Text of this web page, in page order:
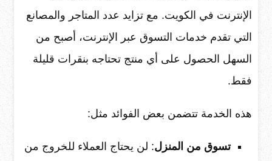
الإنترنت في الكويت. مع تزايد عدد المتاجر والمصانع
التي تقدم خدمات التسوق عبر الإنترنت، أصبح من
السهل الحصول على أي منتج تحتاجه بنقرات قليلة
فقط.
هذه الخدمة تتضمن بعض الفوائد مثل:
تسوق من المنزل: لن يحتاج العملاء للخروج من